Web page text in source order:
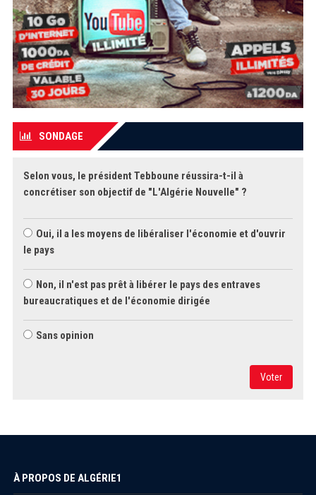
SONDAGE
Selon vous, le président Tebboune réussira-t-il à
concrétiser son objectif de "L'Algérie Nouvelle" ?
Oui, il a les moyens de libéraliser l'économie et d'ouvrir
le pays
Non, il n'est pas prêt à libérer le pays des entraves
bureaucratiques et de l'économie dirigée
Sans opinion
Voter
À PROPOS DE ALGÉRIE1